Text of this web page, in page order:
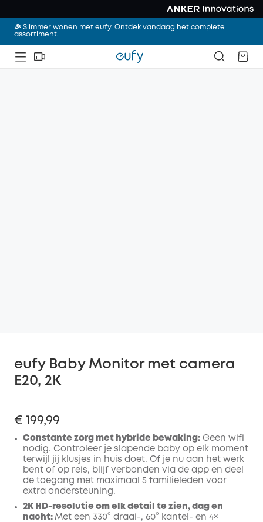
🎉 Slimmer wonen met eufy. Ontdek vandaag het complete
assortiment.
eufy Baby Monitor met camera
E20, 2K
€ 199,99
Constante zorg met hybride bewaking: Geen wifi
nodig. Controleer je slapende baby op elk moment
terwijl jij klusjes in huis doet. Of je nu aan het werk
bent of op reis, blijf verbonden via de app en deel
de toegang met maximaal 5 familieleden voor
extra ondersteuning.
2K HD-resolutie om elk detail te zien, dag en
nacht: Met een 330° draai-, 60° kantel- en 4×